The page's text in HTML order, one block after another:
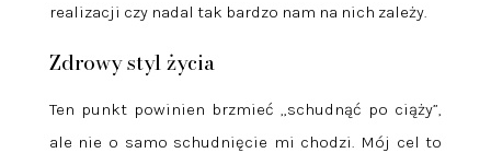
realizacji czy nadal tak bardzo nam na nich zależy.
Zdrowy styl życia
Ten punkt powinien brzmieć „schudnąć po ciąży”,
ale nie o samo schudnięcie mi chodzi. Mój cel to